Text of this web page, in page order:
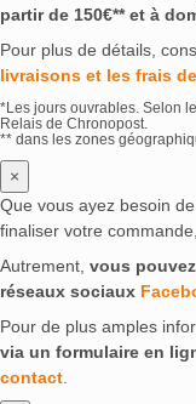
partir de 150€** et à
Pour plus de détails,
livraisons et les frais
*Les jours ouvrables. Selon
Relais de Chronopost.
** dans les zones
×
Que vous ayez besoin
finaliser votre commande,
Autrement, vous
réseaux sociaux
Pour de plus amples
via un formulaire en
contact